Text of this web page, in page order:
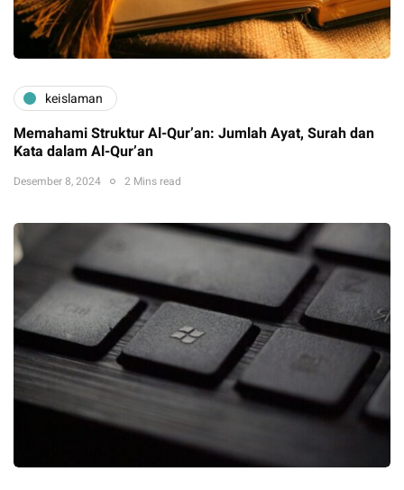
keislaman
Memahami Struktur Al-Qur’an: Jumlah Ayat, Surah dan
Kata dalam Al-Qur’an
Desember 8, 2024 2 Mins read